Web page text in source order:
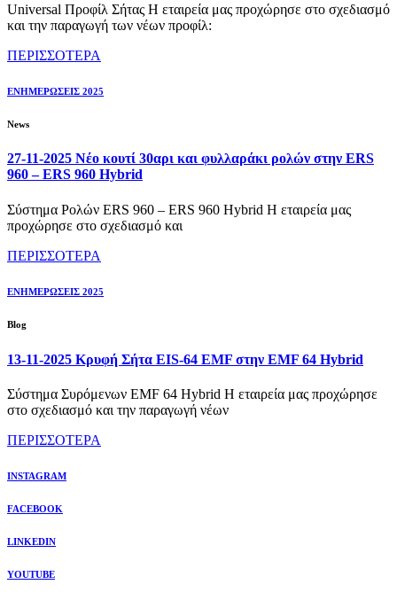
Universal Προφίλ Σήτας Η εταιρεία μας προχώρησε στο σχεδιασμό
και την παραγωγή των νέων προφίλ:
ΠΕΡΙΣΣΟΤΕΡΑ
ΕΝΗΜΕΡΩΣΕΙΣ 2025
News
27-11-2025 Νέο κουτί 30αρι και φυλλαράκι ρολών στην ERS
960 – ERS 960 Hybrid
Σύστημα Ρολών ERS 960 – ERS 960 Hybrid Η εταιρεία μας
προχώρησε στο σχεδιασμό και
ΠΕΡΙΣΣΟΤΕΡΑ
ΕΝΗΜΕΡΩΣΕΙΣ 2025
Blog
13-11-2025 Κρυφή Σήτα EIS-64 EMF στην EMF 64 Hybrid
Σύστημα Συρόμενων EMF 64 Hybrid Η εταιρεία μας προχώρησε
στο σχεδιασμό και την παραγωγή νέων
ΠΕΡΙΣΣΟΤΕΡΑ
INSTAGRAM
FACEBOOK
LINKEDIN
YOUTUBE